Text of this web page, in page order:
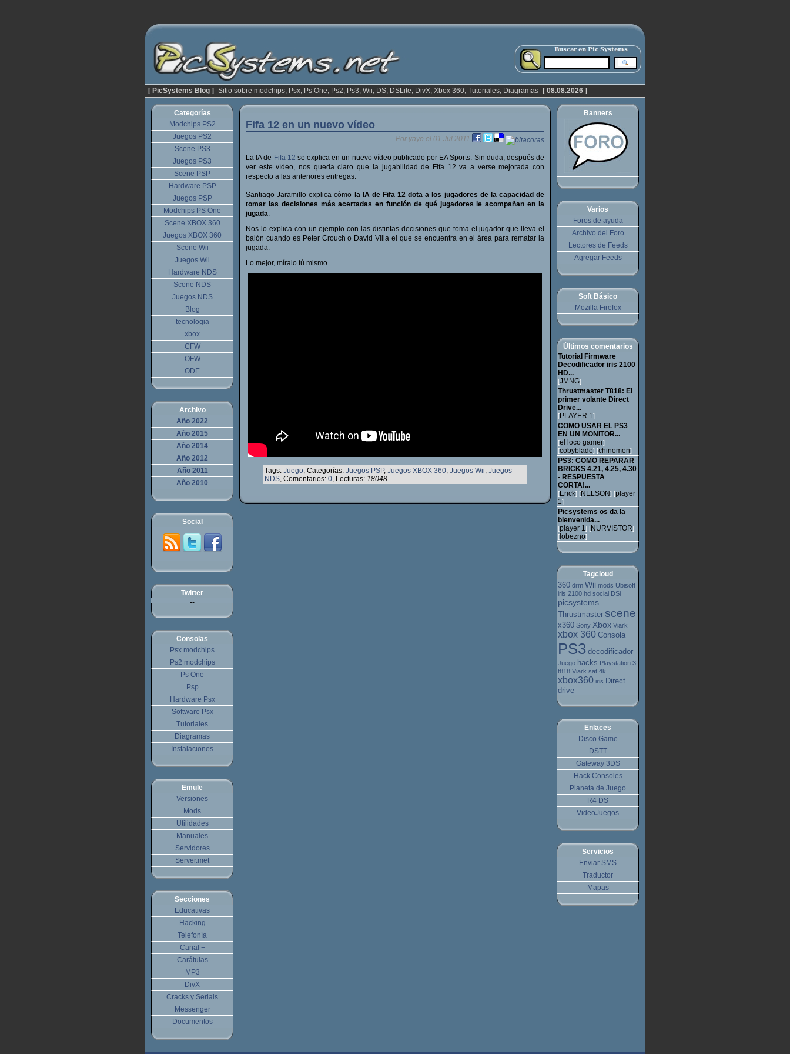
[ PicSystems Blog ]- Sitio sobre modchips, Psx, Ps One, Ps2, Ps3, Wii, DS, DSLite, DivX, Xbox 360, Tutoriales, Diagramas -[ 08.08.2026 ]
Fifa 12 en un nuevo vídeo
Por yayo el 01.Jul.2011
La IA de Fifa 12 se explica en un nuevo vídeo publicado por EA Sports. Sin duda, después de
ver este vídeo, nos queda claro que la jugabilidad de Fifa 12 va a verse mejorada con
respecto a las anteriores entregas.
Santiago Jaramillo explica cómo la IA de Fifa 12 dota a los jugadores de la capacidad de
tomar las decisiones más acertadas en función de qué jugadores le acompañan en la
jugada.
Nos lo explica con un ejemplo con las distintas decisiones que toma el jugador que lleva el
balón cuando es Peter Crouch o David Villa el que se encuentra en el área para rematar la
jugada.
Lo mejor, míralo tú mismo.
Tags: Juego, Categorías: Juegos PSP, Juegos XBOX 360, Juegos Wii, Juegos
NDS, Comentarios: 0, Lecturas: 18048
Banners
Varios
Foros de ayuda
Archivo del Foro
Lectores de Feeds
Agregar Feeds
Soft Básico
Mozilla Firefox
Últimos comentarios
Tutorial Firmware
Decodificador iris 2100
HD...
[JMNG]
Thrustmaster T818: El
primer volante Direct
Drive...
[PLAYER 1]
COMO USAR EL PS3
EN UN MONITOR...
[el loco gamer]
[cobyblade] [chinomen]
PS3: COMO REPARAR
BRICKS 4.21, 4.25, 4.30
- RESPUESTA
CORTA!...
[Erick] [NELSON] [player
1]
Picsystems os da la
bienvenida...
[player 1] [NURVISTOR]
[ lobezno]
Tagcloud
360 drm Wii mods Ubisoft
iris 2100 hd social DSi
picsystems
Thrustmaster scene
x360 Sony Xbox Viark
xbox 360 Consola
PS3 decodificador
Juego hacks Playstation 3
t818 Viark sat 4k
xbox360 iris Direct
drive
Enlaces
Disco Game
DSTT
Gateway 3DS
Hack Consoles
Planeta de Juego
R4 DS
VideoJuegos
Servicios
Enviar SMS
Traductor
Mapas
Categorías
Modchips PS2
Juegos PS2
Scene PS3
Juegos PS3
Scene PSP
Hardware PSP
Juegos PSP
Modchips PS One
Scene XBOX 360
Juegos XBOX 360
Scene Wii
Juegos Wii
Hardware NDS
Scene NDS
Juegos NDS
Blog
tecnologia
xbox
CFW
OFW
ODE
Archivo
Año 2022
Año 2015
Año 2014
Año 2012
Año 2011
Año 2010
Social
Twitter
--
Consolas
Psx modchips
Ps2 modchips
Ps One
Psp
Hardware Psx
Software Psx
Tutoriales
Diagramas
Instalaciones
Emule
Versiones
Mods
Utilidades
Manuales
Servidores
Server.met
Secciones
Educativas
Hacking
Telefonía
Canal +
Carátulas
MP3
DivX
Cracks y Serials
Messenger
Documentos